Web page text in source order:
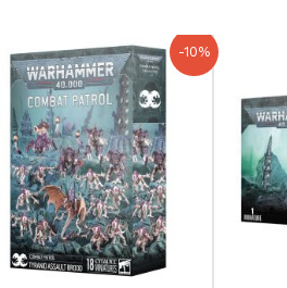
-10%
prix
initial
était :
135,00 €.
Le
prix
actuel
est :
121,50 €.